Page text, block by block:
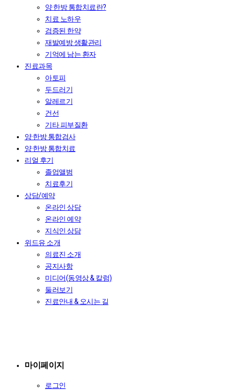
양·한방 통합치료란?
치료 노하우
검증된 한약
재발예방 생활관리
기억에 남는 환자
진료과목
아토피
두드러기
알레르기
건선
기타 피부질환
양·한방 통합검사
양·한방 통합치료
리얼 후기
졸업앨범
치료후기
상담/예약
온라인 상담
온라인 예약
지식인 상담
위드유 소개
의료진 소개
공지사항
미디어(동영상 & 칼럼)
둘러보기
진료안내 & 오시는 길
마이페이지
로그인